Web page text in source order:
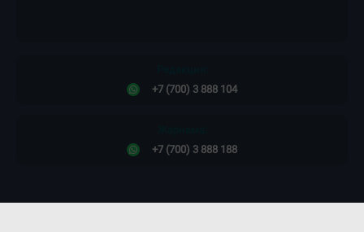
+7 (700) 3 888 104
+7 (700) 3 888 188